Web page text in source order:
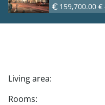
Standort
Wohnungen
159,700.00
Living area:
Rooms: